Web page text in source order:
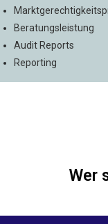
Beratungsleistung
Audit Reports
Reporting
Wer